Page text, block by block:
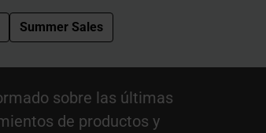
Summer Sales
sobre las últimas
de productos y